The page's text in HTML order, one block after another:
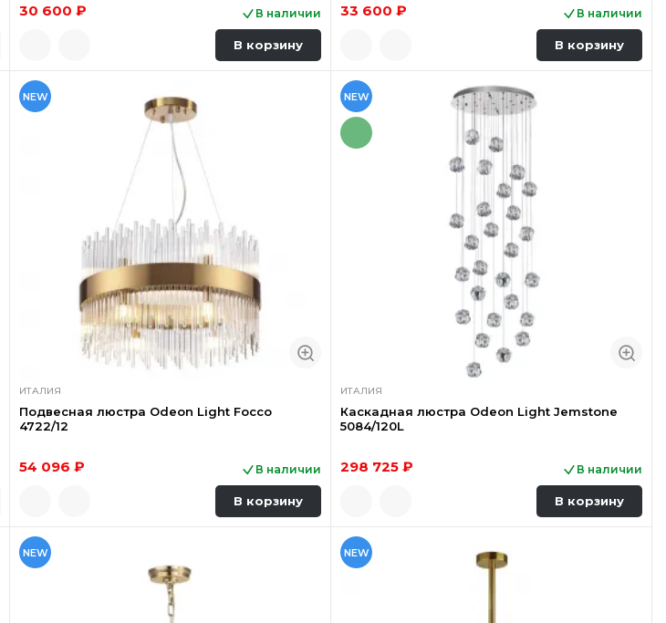
30 600 ₽ В наличии
В корзину
33 600 ₽ В наличии
В корзину
NEW
ИТАЛИЯ
Подвесная люстра Odeon Light Focco
4722/12
54 096 ₽ В наличии
В корзину
NEW
ИТАЛИЯ
Каскадная люстра Odeon Light Jemstone
5084/120L
298 725 ₽ В наличии
В корзину
NEW NEW